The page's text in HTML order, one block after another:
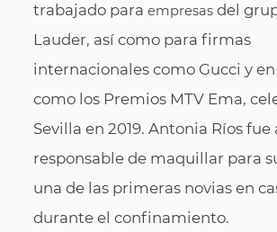
trabajado paraempresas del
Lauder, así como para firmas
internacionales como Gucci y
como los Premios MTV Ema,
Sevilla en 2019. Antonia Ríos fue
responsable de maquillar para
una de las primeras novias en
durante el confinamiento.